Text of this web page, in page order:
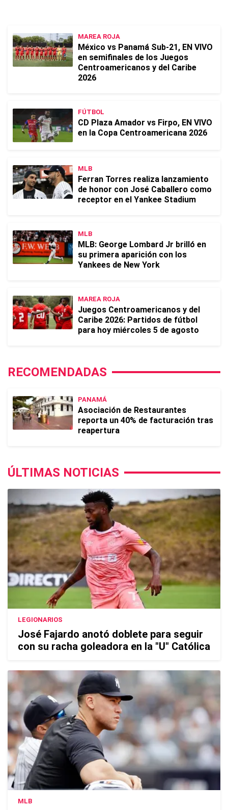
MAREA ROJA
México vs Panamá Sub-21, EN VIVO
en semifinales de los Juegos
Centroamericanos y del Caribe
2026
FÚTBOL
CD Plaza Amador vs Firpo, EN VIVO
en la Copa Centroamericana 2026
MLB
Ferran Torres realiza lanzamiento
de honor con José Caballero como
receptor en el Yankee Stadium
MLB
MLB: George Lombard Jr brilló en
su primera aparición con los
Yankees de New York
MAREA ROJA
Juegos Centroamericanos y del
Caribe 2026: Partidos de fútbol
para hoy miércoles 5 de agosto
RECOMENDADAS
PANAMÁ
Asociación de Restaurantes
reporta un 40% de facturación tras
reapertura
ÚLTIMAS NOTICIAS
LEGIONARIOS
José Fajardo anotó doblete para seguir
con su racha goleadora en la "U" Católica
MLB